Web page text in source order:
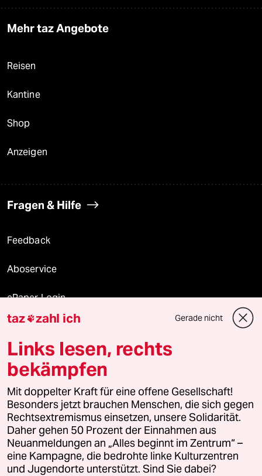
Mehr taz Angebote
Reisen
Kantine
Shop
Anzeigen
Fragen & Hilfe
Feedback
Aboservice
ePaper Login
Downloads für Abonnierende
© 2026 taz Verlags und Vertriebs GmbH
Alle Rechte vorbehalten. Bei rechtlichen Fragen oder für Genehmigungen
wenden Sie sich bitte an
lizenzen@taz.de
Feedback Redaktionsstatut Kommune-Richtlinien
Leitlinie Informant Datenschutz Impressum AGB
taz zahl ich Gerade nicht
Links lesen, rechts
bekämpfen
Mit doppelter Kraft für eine offene Gesellschaft!
Besonders jetzt brauchen Menschen, die sich gegen
Rechtsextremismus einsetzen, unsere Solidarität.
Daher gehen 50 Prozent der Einnahmen aus
Neuanmeldungen an „Alles beginnt im Zentrum“ –
eine Kampagne, die bedrohte linke Kulturzentren
und Jugendorte unterstützt. Sind Sie dabei?